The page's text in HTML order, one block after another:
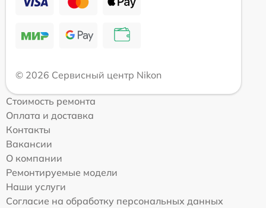
© 2026 Сервисный центр Nikon
Стоимость ремонта
Оплата и доставка
Контакты
Вакансии
О компании
Ремонтируемые модели
Наши услуги
Согласие на обработку персональных данных